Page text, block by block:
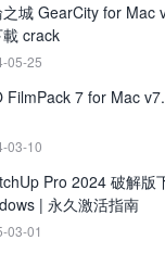
城 GearCity for Mac
載 crack
05-25
FilmPack 7 for Mac
03-10
Pro 2024 破解版
| 永久激活指南
03-01